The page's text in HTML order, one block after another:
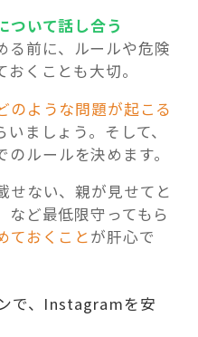
ついて話し合う
前に、ルールや危険
くことも大切。
のような問題が起こる
ましょう。そして、
ルールを決めます。
せない、親が見せてと
など最低限守ってもら
ておくことが肝心で
で、Instagramを安